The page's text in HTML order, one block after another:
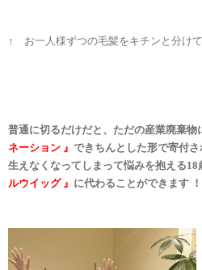
↑ お一人様ずつの毛髪をキチンと分け
普通に切るだけだと、ただの産業廃棄物
ネーション 』 できちんとした形で寄付
生えなくなってしまって悩みを抱える
ルウイッグ 』 に代わることができます ！